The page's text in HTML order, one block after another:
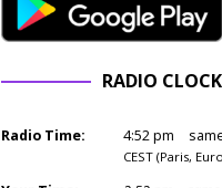
RADIO CLOCK
Radio Time: 4:52pm
CEST (Paris,